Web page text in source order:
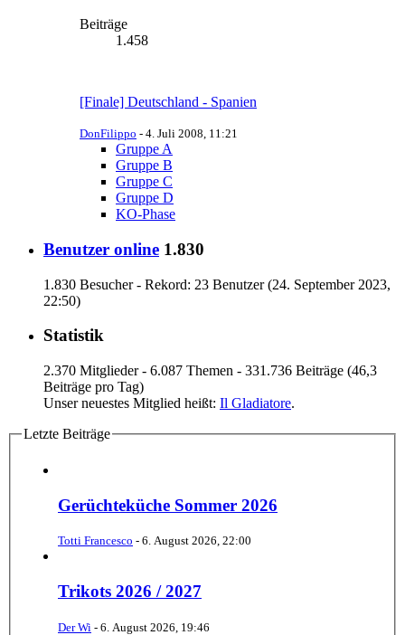
Beiträge
1.458
[Finale] Deutschland - Spanien
DonFilippo - 4. Juli 2008, 11:21
Gruppe A
Gruppe B
Gruppe C
Gruppe D
KO-Phase
Benutzer online 1.830
1.830 Besucher - Rekord: 23 Benutzer (24. September 2023,
22:50)
Statistik
2.370 Mitglieder - 6.087 Themen - 331.736 Beiträge (46,3
Beiträge pro Tag)
Unser neuestes Mitglied heißt: Il Gladiatore.
Letzte Beiträge
Gerüchteküche Sommer 2026
Totti Francesco - 6. August 2026, 22:00
Trikots 2026 / 2027
Der Wi - 6. August 2026, 19:46